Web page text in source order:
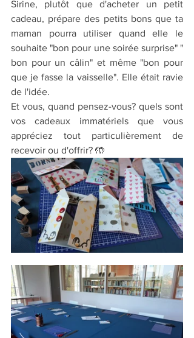
Sirine, plutôt que d'acheter un petit
cadeau, prépare des petits bons que ta
maman pourra utiliser quand elle le
souhaite "bon pour une soirée surprise" "
bon pour un câlin" et même "bon pour
que je fasse la vaisselle". Elle était ravie
de l'idée.
Et vous, quand pensez-vous? quels sont
vos cadeaux immatériels que vous
appréciez tout particulièrement de
recevoir ou d'offrir? 🤲